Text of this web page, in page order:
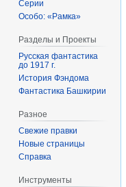
Серии
Особо: «Рамка»
Разделы и Проекты
Русская фантастика
до 1917 г.
История Фэндома
Фантастика Башкирии
Разное
Свежие правки
Новые страницы
Справка
Инструменты